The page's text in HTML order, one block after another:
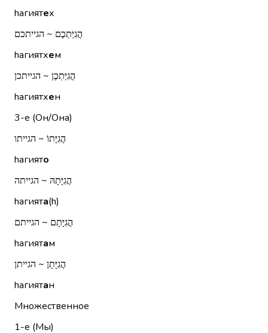
hагиятех
הֲגִיַּתְכֶם ~ הגייתכם
hагиятхем
הֲגִיַּתְכֶן ~ הגייתכן
hагиятхен
3-е (Он/Она)
הֲגִיָּתוֹ ~ הגייתו
hагиято
הֲגִיָּתָהּ ~ הגייתה
hагията(h)
הֲגִיָּתָם ~ הגייתם
hагиятам
הֲגִיָּתָן ~ הגייתן
hагиятан
Множественное
1-е (Мы)